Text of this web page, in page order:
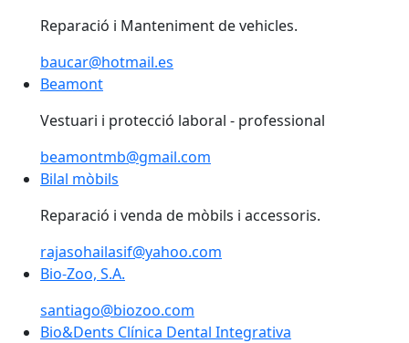
Reparació i Manteniment de vehicles.
baucar@hotmail.es
Beamont
Beamont
Vestuari i protecció laboral - professional
beamontmb@gmail.com
Bilal mòbils
Reparació i venda de mòbils i accessoris.
rajasohailasif@yahoo.com
Bio-Zoo, S.A.
santiago@biozoo.com
Bio&Dents Clínica Dental Integrativa
Bio&Dents Clínica Dental Integrativa